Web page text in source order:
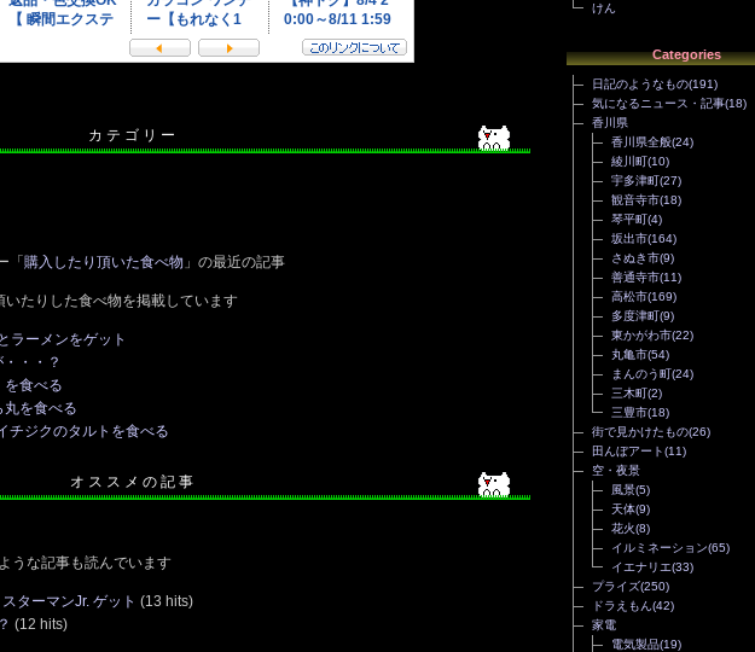
カ テ ゴ リ ー
「 購入したり頂いた食べ物 」の最近の記事
たりした食べ物を掲載しています
ラーメンをゲット
・・？
を食べる
を食べる
チジクのタルトを食べる
オ ス ス メ の 記 事
うな記事も読んでいます
ターマンJr. ゲット (13 hits)
(12 hits)
けん
Categories
日記のようなもの(191)
気になるニュース・記事(18)
香川県
香川県全般(24)
綾川町(10)
宇多津町(27)
観音寺市(18)
琴平町(4)
坂出市(164)
さぬき市(9)
善通寺市(11)
高松市(169)
多度津町(9)
東かがわ市(22)
丸亀市(54)
まんのう町(24)
三木町(2)
三豊市(18)
街で見かけたもの(26)
田んぼアート(11)
空・夜景
風景(5)
天体(9)
花火(8)
イルミネーション(65)
イエナリエ(33)
プライズ(250)
ドラえもん(42)
家電
電気製品(19)